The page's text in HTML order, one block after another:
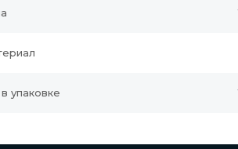
упаковке